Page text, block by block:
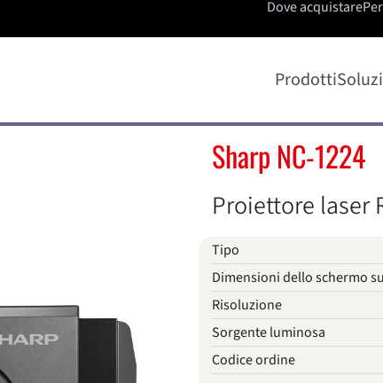
Prodotti
Dove acquistare
Sharp NC-1224
Proiettore laser
Tipo
Dimensioni dello schermo
Risoluzione
Sorgente luminosa
Codice ordine